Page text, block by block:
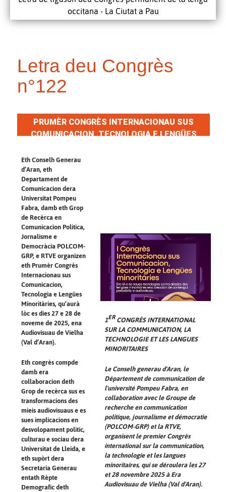
occitana - La Ciutat a Pau
Letra deu Congrès
n°122
PRUMÈR CONGRÈS INTERNACIONAU SUS
COMUNICACION, TECNOLOGIA E LENGÜES
Eth Conselh Generau
d’Aran, eth
Departament de
Comunicacion dera
Universitat Pompeu
Fabra, damb eth Grop
de Recèrca en
Comunicacion Politica,
Jornalisme e
Democràcia POLCOM-
GRP, e RTVE organizen
eth Prumèr Congrès
Internacionau sus
Comunicacion,
Tecnologia e Lengües
Minoritàries, qu’aurà
lòc es dies 27 e 28 de
noveme de 2025, ena
Audiovisuau de Vielha
(Val d’Aran).
Eth congrès compde
damb era
collaboracion deth
Grop de recèrca sus es
transformacions des
mieis audiovisuaus e es
sues implicacions en
desvolopament politic,
culturau e sociau dera
Universitat de Lleida, e
eth supòrt dera
Secretaria Generau
entath Rèpte
Demografic deth
1ERCONGRÈS INTERNATIONAL
SUR LA COMMUNICATION, LA
TECHNOLOGIE ET LES LANGUES
MINORITAIRES
Le Conselh generau d'Aran, le
Département de communication de
l'université Pompeu Fabra, en
collaboration avec le Groupe de
recherche en communication
politique, journalisme et démocratie
(POLCOM-GRP) et la RTVE,
organisent le premier Congrès
international sur la communication,
la technologie et les langues
minoritaires, qui se déroulera les 27
et 28 novembre 2025 à Era
Audiovisuau de Vielha (Val d'Aran).